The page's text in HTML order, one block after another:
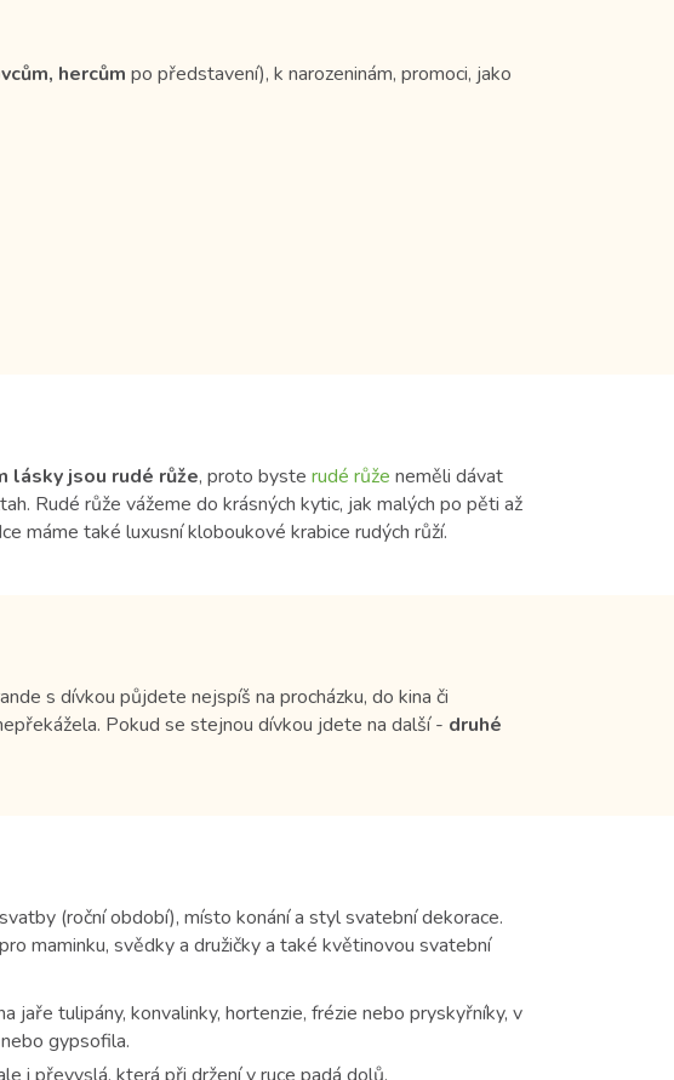
hercům po představení), k narozeninám, promoci, jako
lásky jsou rudé růže, proto byste rudé růže neměli dávat
Rudé růže vážeme do krásných kytic, jak malých po pěti až
máme také luxusní kloboukové krabice rudých růží.
s dívkou půjdete nejspíš na procházku, do kina či
Pokud se stejnou dívkou jdete na další - druhé
(roční období), místo konání a styl svatební dekorace.
maminku, svědky a družičky a také květinovou svatební
tulipány, konvalinky, hortenzie, frézie nebo pryskyřníky, v
gypsofila.
i převyslá, která při držení v ruce padá dolů.